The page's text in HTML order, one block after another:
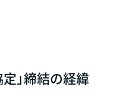
」締結の経緯